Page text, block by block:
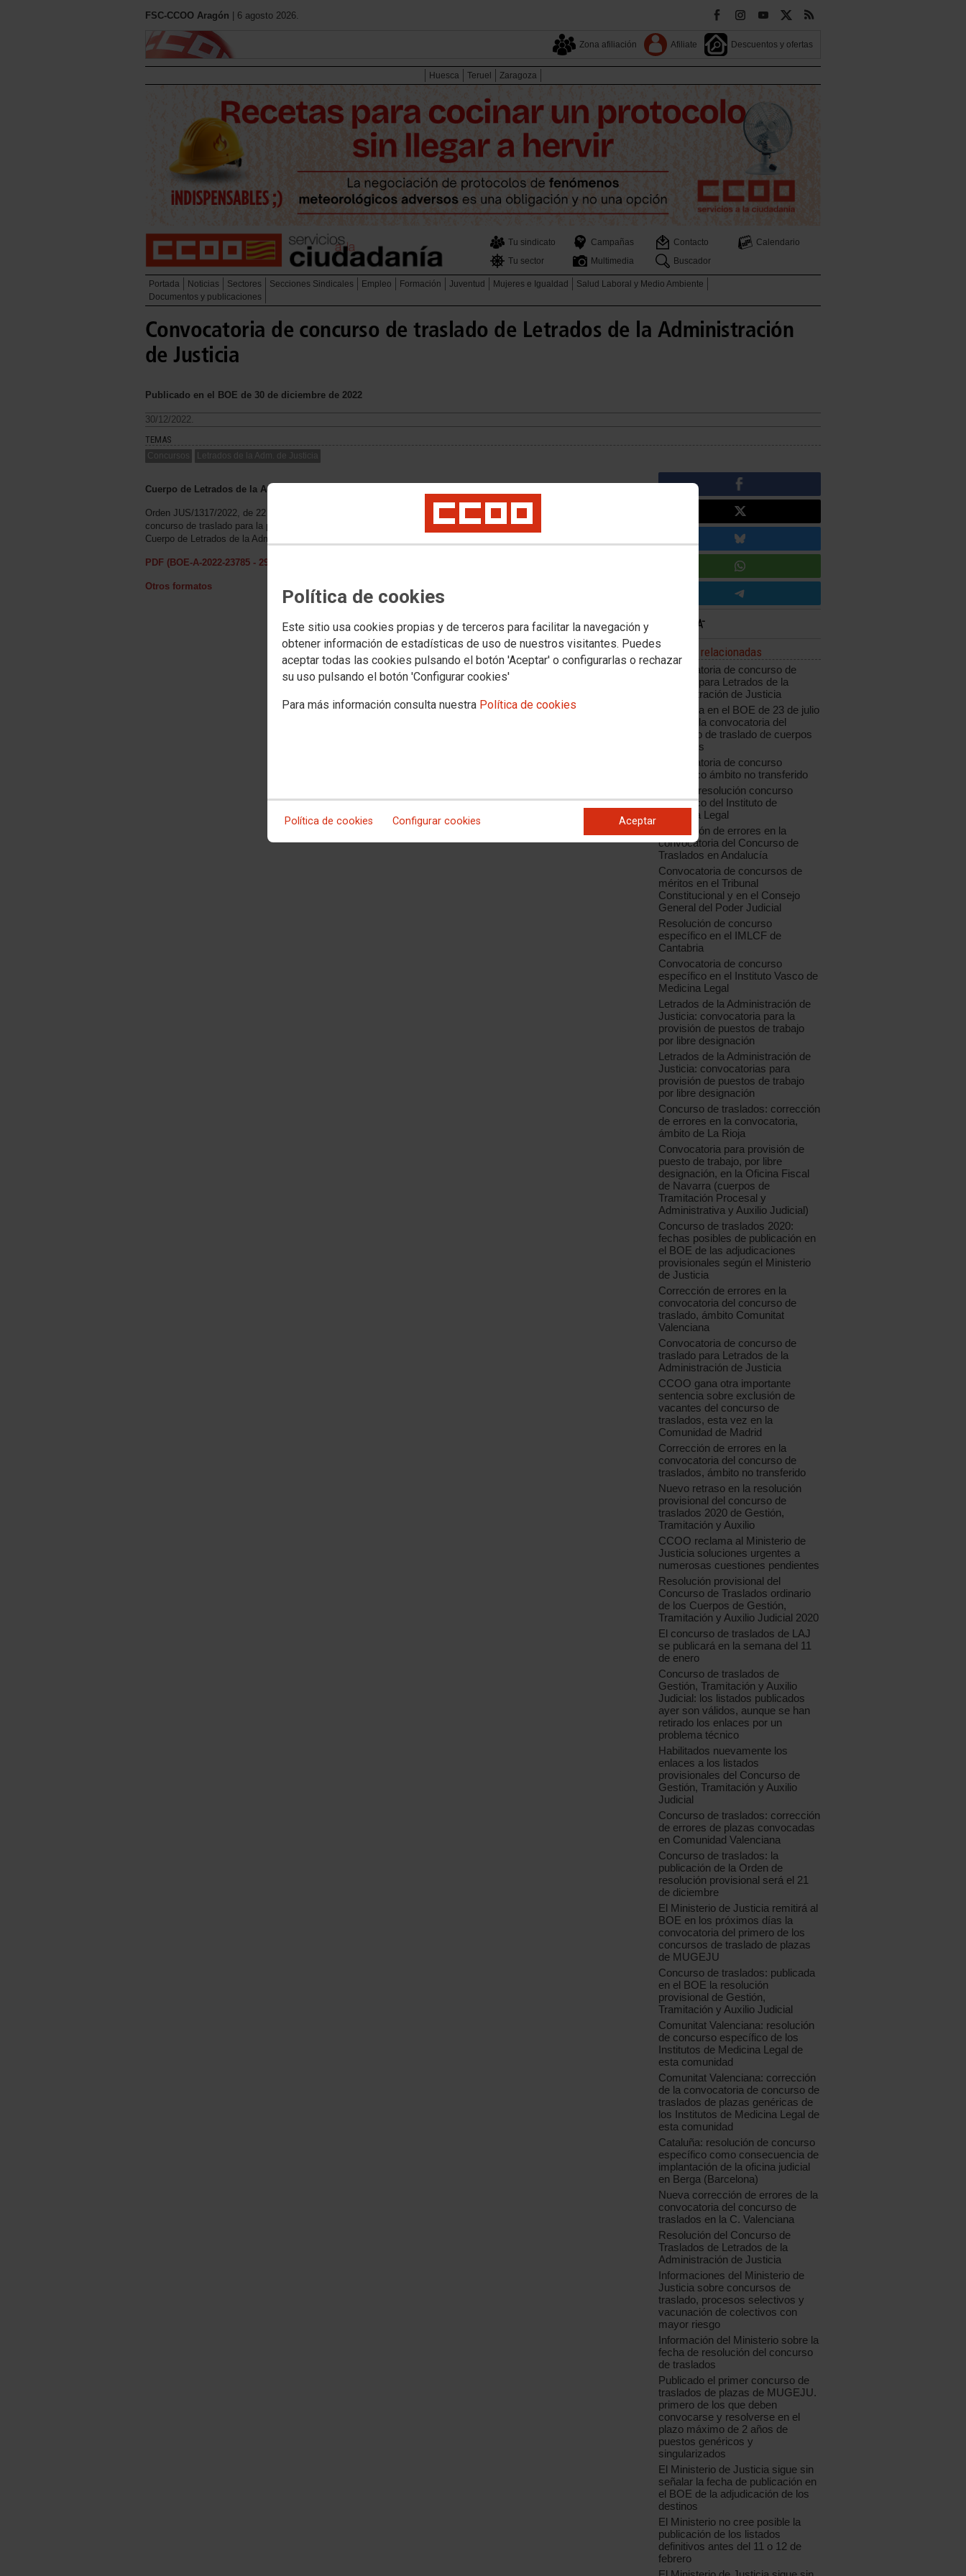
Política de cookies
Este sitio usa cookies propias y de terceros para facilitar la navegación y
obtener información de estadísticas de uso de nuestros visitantes. Puedes
aceptar todas las cookies pulsando el botón 'Aceptar' o configurarlas o rechazar
su uso pulsando el botón 'Configurar cookies'
Para más información consulta nuestra Política de cookies
Política de cookies Configurar cookies Aceptar
FSC-CCOO Aragón | 6 agosto 2026.
Zona afiliación Afiliate Descuentos y ofertas
Huesca Teruel Zaragoza
Tu sindicato Campañas Contacto
Calendario
Tu sector
Multimedia Buscador
Portada Noticias Sectores Secciones Sindicales Empleo Formación Juventud Mujeres e Igualdad
Salud Laboral y Medio Ambiente
Documentos y publicaciones
Convocatoria de concurso de traslado de Letrados de la Administración
de Justicia
Publicado en el BOE de 30 de diciembre de 2022
30/12/2022.
TEMAS
Concursos Letrados de la Adm. de Justicia
LETRADOS
Cuerpo de Letrados de la Administración de Justicia
Orden JUS/1317/2022, de 22 de diciembre, por la que se convoca
concurso de traslado para la provisión de puestos de trabajo para el
Cuerpo de Letrados de la Administración de Justicia
PDF (BOE-A-2022-23785 - 29 págs. - 1.013 KB)
Otros formatos
Noticias relacionadas
Convocatoria de concurso de
traslado para Letrados de la
Administración de Justicia
Publicada en el BOE de 23 de julio
de 2018 la convocatoria del
concurso de traslado de cuerpos
generales
Convocatoria de concurso
específico ámbito no transferido
Aragón: resolución concurso
específico del Instituto de
Medicina Legal
Corrección de errores en la
convocatoria del Concurso de
Traslados en Andalucía
Convocatoria de concursos de
méritos en el Tribunal
Constitucional y en el Consejo
General del Poder Judicial
Resolución de concurso
específico en el IMLCF de
Cantabria
Convocatoria de concurso
específico en el Instituto Vasco de
Medicina Legal
Letrados de la Administración de
Justicia: convocatoria para la
provisión de puestos de trabajo
por libre designación
Letrados de la Administración de
Justicia: convocatorias para
provisión de puestos de trabajo
por libre designación
Concurso de traslados: corrección
de errores en la convocatoria,
ámbito de La Rioja
Convocatoria para provisión de
puesto de trabajo, por libre
designación, en la Oficina Fiscal
de Navarra (cuerpos de
Tramitación Procesal y
Administrativa y Auxilio Judicial)
Concurso de traslados 2020:
fechas posibles de publicación en
el BOE de las adjudicaciones
provisionales según el Ministerio
de Justicia
Corrección de errores en la
convocatoria del concurso de
traslado, ámbito Comunitat
Valenciana
Convocatoria de concurso de
traslado para Letrados de la
Administración de Justicia
CCOO gana otra importante
sentencia sobre exclusión de
vacantes del concurso de
traslados, esta vez en la
Comunidad de Madrid
Corrección de errores en la
convocatoria del concurso de
traslados, ámbito no transferido
Nuevo retraso en la resolución
provisional del concurso de
traslados 2020 de Gestión,
Tramitación y Auxilio
CCOO reclama al Ministerio de
Justicia soluciones urgentes a
numerosas cuestiones pendientes
Resolución provisional del
Concurso de Traslados ordinario
de los Cuerpos de Gestión,
Tramitación y Auxilio Judicial 2020
El concurso de traslados de LAJ
se publicará en la semana del 11
de enero
Concurso de traslados de
Gestión, Tramitación y Auxilio
Judicial: los listados publicados
ayer son válidos, aunque se han
retirado los enlaces por un
problema técnico
Habilitados nuevamente los
enlaces a los listados
provisionales del Concurso de
Gestión, Tramitación y Auxilio
Judicial
Concurso de traslados: corrección
de errores de plazas convocadas
en Comunidad Valenciana
Concurso de traslados: la
publicación de la Orden de
resolución provisional será el 21
de diciembre
El Ministerio de Justicia remitirá al
BOE en los próximos días la
convocatoria del primero de los
concursos de traslado de plazas
de MUGEJU
Concurso de traslados: publicada
en el BOE la resolución
provisional de Gestión,
Tramitación y Auxilio Judicial
Comunitat Valenciana: resolución
de concurso específico de los
Institutos de Medicina Legal de
esta comunidad
Comunitat Valenciana: corrección
de la convocatoria de concurso de
traslados de plazas genéricas de
los Institutos de Medicina Legal de
esta comunidad
Cataluña: resolución de concurso
específico como consecuencia de
implantación de la oficina judicial
en Berga (Barcelona)
Nueva corrección de errores de la
convocatoria del concurso de
traslados en la C. Valenciana
Resolución del Concurso de
Traslados de Letrados de la
Administración de Justicia
Informaciones del Ministerio de
Justicia sobre concursos de
traslado, procesos selectivos y
vacunación de colectivos con
mayor riesgo
Información del Ministerio sobre la
fecha de resolución del concurso
de traslados
Publicado el primer concurso de
traslados de plazas de MUGEJU.
primero de los que deben
convocarse y resolverse en el
plazo máximo de 2 años de
puestos genéricos y
singularizados
El Ministerio de Justicia sigue sin
señalar la fecha de publicación en
el BOE de la adjudicación de los
destinos
El Ministerio no cree posible la
publicación de los listados
definitivos antes del 11 o 12 de
febrero